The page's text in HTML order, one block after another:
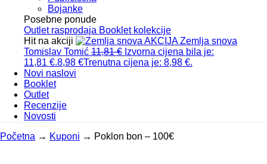
Bojanke
Posebne ponude
Outlet rasprodaja Booklet kolekcije
Hit na akciji
AKCIJA Zemlja snova
Tomislav Tomić 11,81€ Izvorna cijena bila je:
11,81 €.8,98 €Trenutna cijena je: 8,98 €.
Novi naslovi
Booklet
Outlet
Recenzije
Novosti
Početna → Kuponi → Poklon bon – 100€